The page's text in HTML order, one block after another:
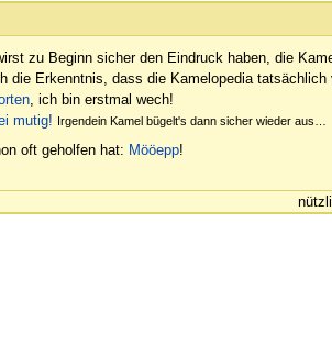
zu Beginn sicher den Eindruck haben, die
Erkenntnis, dass die Kamelopedia
, ich bin erstmal wech!
mutig! Irgendein Kamel bügelt's dann sicher wieder aus…
oft geholfen hat: Mööepp!